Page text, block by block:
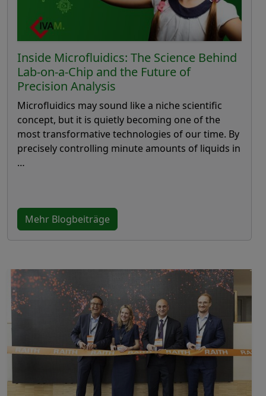
Inside Microfluidics: The Science Behind
Lab-on-a-Chip and the Future of
Precision Analysis
Microfluidics may sound like a niche scientific
concept, but it is quietly becoming one of the
most transformative technologies of our time. By
precisely controlling minute amounts of liquids in
…
Mehr Blogbeiträge